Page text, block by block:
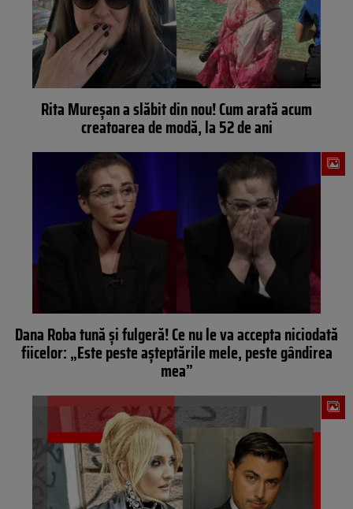
Rita Mureșan a slăbit din nou! Cum arată acum
creatoarea de modă, la 52 de ani
Dana Roba tună și fulgeră! Ce nu le va accepta niciodată
fiicelor: „Este peste așteptările mele, peste gândirea
mea”